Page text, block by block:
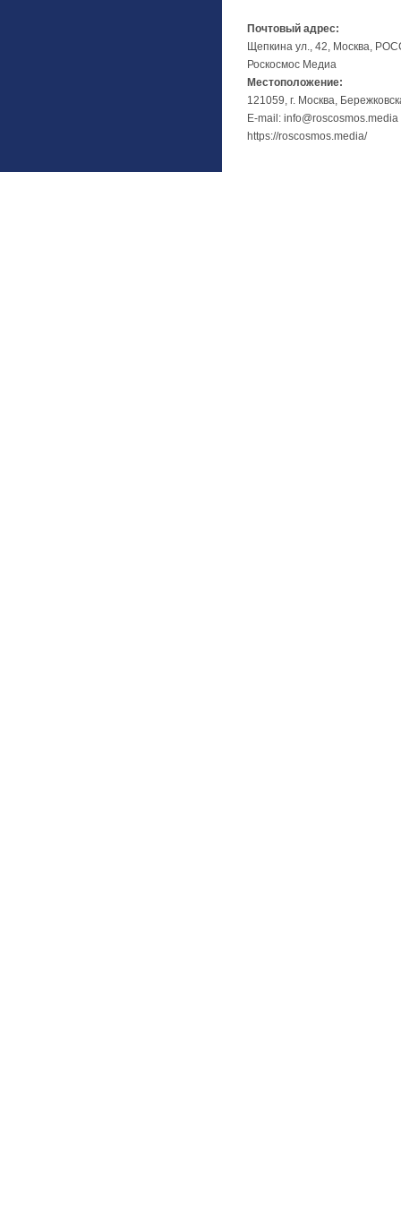
Почтовый адрес:
Щепкина ул., 42, Москва,
Роскосмос Медиа
Местоположение:
121059, г. Москва,
E-mail: info@roscosmos.media
https://roscosmos.media/